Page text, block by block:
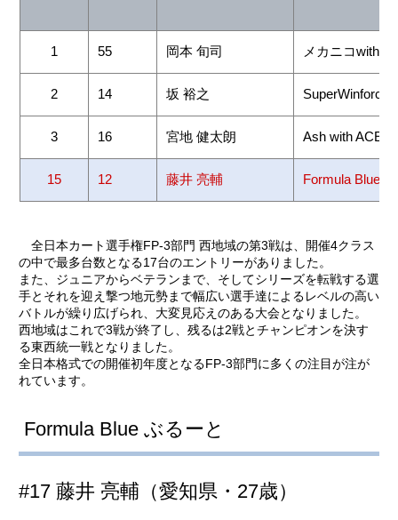
1 55 岡本 旬司 メカニコ
2 14 坂 裕之 SuperWinforce
3 16 宮地 健太朗 Ash with ACE
15 12 藤井 亮輔 Formula Blue
全日本カート選手権FP-3部門 西地域の第3戦は、開催4クラス
の中で最多台数となる17台のエントリーがありました。
また、ジュニアからベテランまで、そしてシリーズを転戦する選
手とそれを迎え撃つ地元勢まで幅広い選手達によるレベルの高い
バトルが繰り広げられ、大変見応えのある大会となりました。
西地域はこれで3戦が終了し、残るは2戦とチャンピオンを決す
る東西統一戦となりました。
全日本格式での開催初年度となるFP-3部門に多くの注目が注が
れています。
Formula Blue ぶるーと
#17 藤井 亮輔（愛知県・27歳）